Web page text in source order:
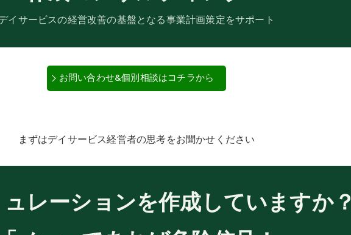
イサービスの経営改善の基盤となる事業計画策定をサポート
お問い合わせ&個別相談はコチラから
まずはデイサービス経営者の思考をお聞かせください
レーションを作成していますか？